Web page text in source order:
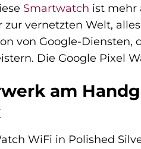
Smartwatch ist mehr
zur vernetzten Welt,
von Google-
Die Google Pixel
am
WiFi in Polished